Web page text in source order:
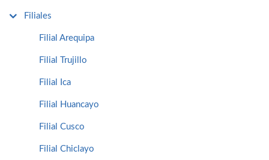
Filiales
Filial Arequipa
Filial Trujillo
Filial Ica
Filial Huancayo
Filial Cusco
Filial Chiclayo